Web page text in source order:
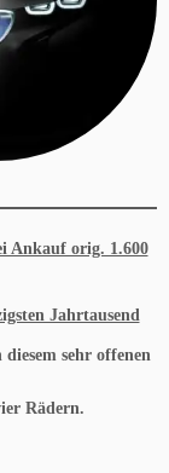
Ankauf orig. 1.600
Jahrtausend
sehr offenen
Rädern.